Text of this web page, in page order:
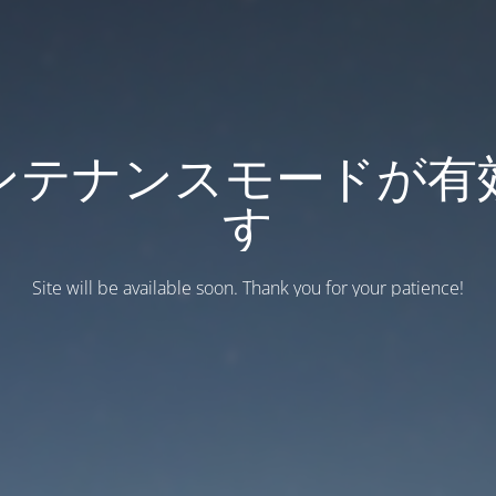
テナンスモードが有
す
Site will be available soon. Thank you for your patience!